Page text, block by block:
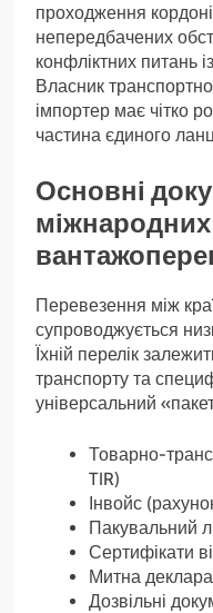
проходження
непередбачених
конфліктних питань
Власник
імпортер має чітко
частина єдиного
Основні
міжнародних
Перевезення між
супроводжується
Їхній перелік
транспорту та
універсальний
Товарно-
TIR)
Інвойс
Пакувальний
Сертифікати
Митна
Дозвільні